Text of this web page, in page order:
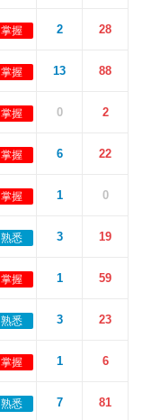
掌握 2 28
掌握 13 88
掌握 0 2
掌握 6 22
掌握 1 0
熟悉 3 19
掌握 1 59
熟悉 3 23
掌握 1 6
熟悉 7 81